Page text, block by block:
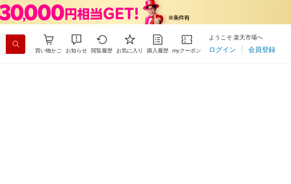
買い物かご お知らせ 閲覧履歴 お気に入り 購入履歴 myクーポン
ようこそ 楽天市場へ
ログイン 会員登録